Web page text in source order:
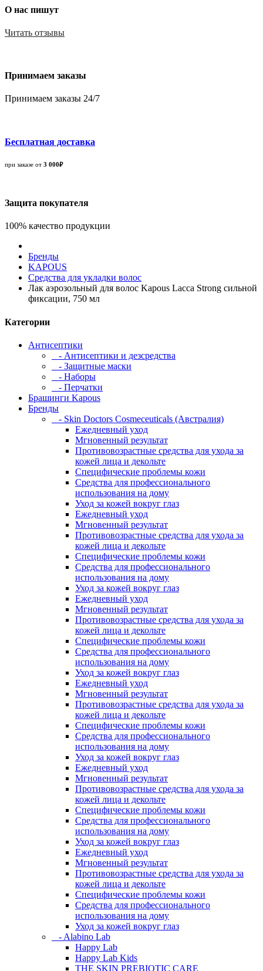
О нас пишут
Читать отзывы
Принимаем заказы
Принимаем заказы 24/7
Бесплатная доставка
при заказе от 3 000₽
Защита покупателя
100% качество продукции
Бренды
KAPOUS
Средства для укладки волос
Лак аэрозольный для волос Kapous Lacca Strong сильной
фиксации, 750 мл
Категории
Антисептики
- Антисептики и дезсредства
- Защитные маски
- Наборы
- Перчатки
Брашинги Kapous
Бренды
- Skin Doctors Cosmeceuticals (Австралия)
Ежедневный уход
Мгновенный результат
Противовозрастные средства для ухода за
кожей лица и декольте
Специфические проблемы кожи
Средства для профессионального
использования на дому
Уход за кожей вокруг глаз
Ежедневный уход
Мгновенный результат
Противовозрастные средства для ухода за
кожей лица и декольте
Специфические проблемы кожи
Средства для профессионального
использования на дому
Уход за кожей вокруг глаз
Ежедневный уход
Мгновенный результат
Противовозрастные средства для ухода за
кожей лица и декольте
Специфические проблемы кожи
Средства для профессионального
использования на дому
Уход за кожей вокруг глаз
Ежедневный уход
Мгновенный результат
Противовозрастные средства для ухода за
кожей лица и декольте
Специфические проблемы кожи
Средства для профессионального
использования на дому
Уход за кожей вокруг глаз
Ежедневный уход
Мгновенный результат
Противовозрастные средства для ухода за
кожей лица и декольте
Специфические проблемы кожи
Средства для профессионального
использования на дому
Уход за кожей вокруг глаз
Ежедневный уход
Мгновенный результат
Противовозрастные средства для ухода за
кожей лица и декольте
Специфические проблемы кожи
Средства для профессионального
использования на дому
Уход за кожей вокруг глаз
- Alabino Lab
Happy Lab
Happy Lab Kids
THE SKIN PREBIOTIC CARE